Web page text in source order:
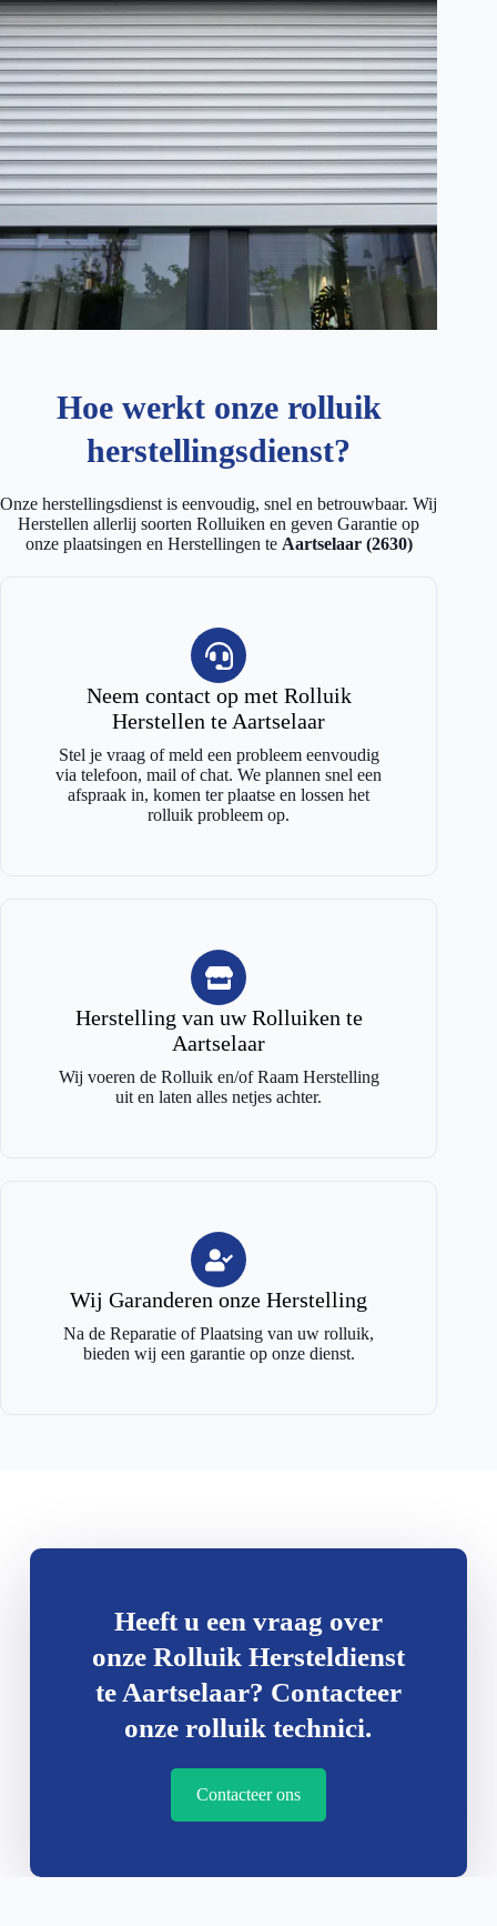
Hoe werkt onze rolluik
herstellingsdienst?
Onze herstellingsdienst is eenvoudig, snel en betrouwbaar. Wij
Herstellen allerlij soorten Rolluiken en geven Garantie op
onze plaatsingen en Herstellingen te Aartselaar (2630)
Neem contact op met Rolluik
Herstellen te Aartselaar
Stel je vraag of meld een probleem eenvoudig
via telefoon, mail of chat. We plannen snel een
afspraak in, komen ter plaatse en lossen het
rolluik probleem op.
Herstelling van uw Rolluiken te
Aartselaar
Wij voeren de Rolluik en/of Raam Herstelling
uit en laten alles netjes achter.
Wij Garanderen onze Herstelling
Na de Reparatie of Plaatsing van uw rolluik,
bieden wij een garantie op onze dienst.
Heeft u een vraag over
onze Rolluik Hersteldienst
te Aartselaar? Contacteer
onze rolluik technici.
Contacteer ons